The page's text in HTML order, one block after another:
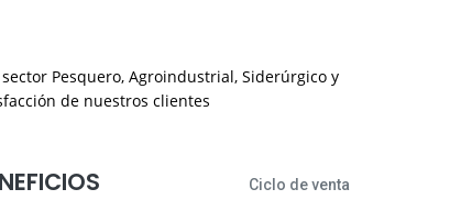
Pesquero, Agroindustrial, Siderúrgico y
de nuestros clientes
Ciclo de venta